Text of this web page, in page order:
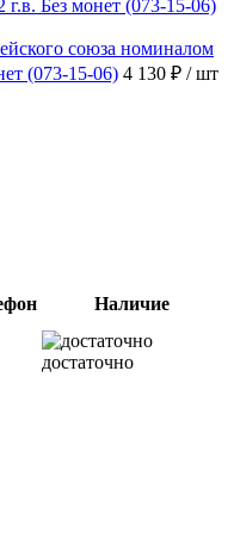
союза номиналом
(073-15-06) 4 130 ₽ / шт
Наличие
достаточно